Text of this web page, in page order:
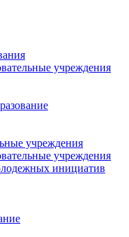
учреждения
учреждения
учреждения
инициатив